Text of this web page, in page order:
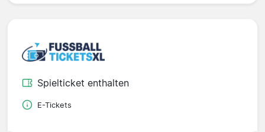
Spielticket enthalten
E-Tickets